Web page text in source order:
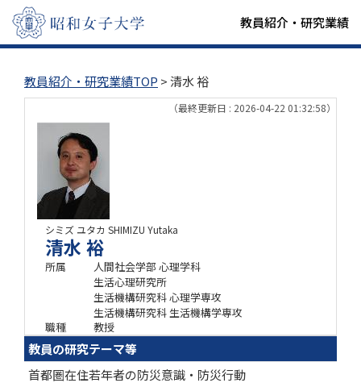
教員紹介・研究業績
教員紹介・研究業績TOP > 清水 裕
（最終更新日 : 2026-04-22 01:32:58）
シミズ ユタカ SHIMIZU Yutaka
清水 裕
所属
人間社会学部 心理学科
生活心理研究所
生活機構研究科 心理学専攻
生活機構研究科 生活機構学専攻
職種
教授
教員の研究テーマ等
首都圏在住若年者の防災意識・防災行動